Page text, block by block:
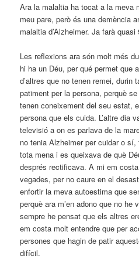
Ara la malaltia ha tocat a la meva
meu pare, però és una demència
malaltia d’Alzheimer. Ja farà quasi
Les reflexions ara són molt més
hi ha un Déu, per qué permet que
d’altres que no tenen remei,
patiment per la persona, perquè
tenen coneixement del seu estat,
persona que els cuida. L’altre dia
televisió a on es parlava de la
no tenia Alzheimer per cuidar o
tota mena i es queixava de què
després rectificava. A mi em
vegades, per no caure en el
enfortir la meva autoestima que
perquè ara m’en adono que no
sempre he pensat que els altres
em costa molt entendre que per
persones que hagin de patir
difícil.